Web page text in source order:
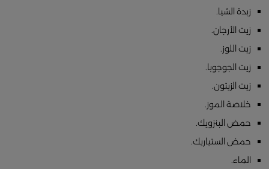
زبدة الشيا.
زيت الأرجان.
زيت اللوز.
زيت الجوجوبا.
زيت الزيتون.
خلاصة الموز.
حمض البنزويك.
حمض الستياريك.
الماء.